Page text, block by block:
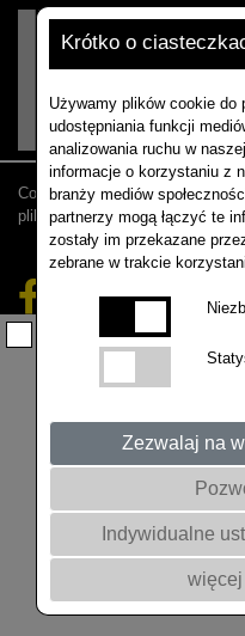
Krótko o
Używamy plików cookie do
udostępniania funkcji
analizowania ruchu w
informacje o korzystaniu z
branży mediów
partnerzy mogą łączyć te
zostały im przekazane
zebrane w trakcie
Zezwalaj na
Indywidualne
więcej
Contact |Downloads |
plików cookie
© 2026